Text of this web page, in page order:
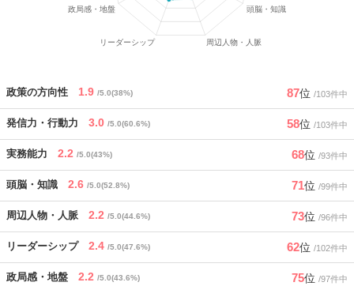
政策の方向性 1.9 /5.0(38%) 87位 /103件中
発信力・行動力 3.0 /5.0(60.6%) 58位 /103件中
実務能力 2.2 /5.0(43%) 68位 /93件中
頭脳・知識 2.6 /5.0(52.8%) 71位 /99件中
周辺人物・人脈 2.2 /5.0(44.6%) 73位 /96件中
リーダーシップ 2.4 /5.0(47.6%) 62位 /102件中
政局感・地盤 2.2 /5.0(43.6%) 75位 /97件中